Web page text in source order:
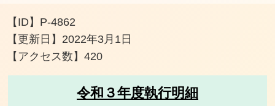
【ID】 P-4862
【更新日】 2022年3月1日
【アクセス数】420
令和３年度執行明細